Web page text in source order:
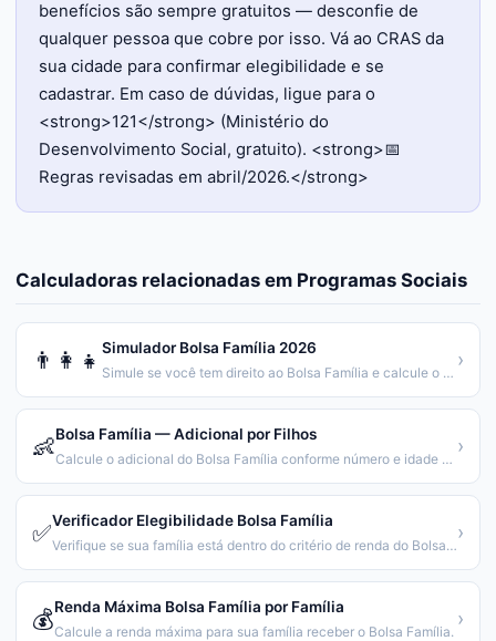
benefícios são sempre gratuitos — desconfie de
qualquer pessoa que cobre por isso. Vá ao CRAS da
sua cidade para confirmar elegibilidade e se
cadastrar. Em caso de dúvidas, ligue para o
<strong>121</strong> (Ministério do
Desenvolvimento Social, gratuito). <strong>📅
Regras revisadas em abril/2026.</strong>
Calculadoras relacionadas em Programas Sociais
👨‍👩‍👧 Simulador Bolsa Família 2026
Simule se você tem direito ao Bolsa Família e calcule o valor.
›
👶Bolsa Família — Adicional por Filhos
Calcule o adicional do Bolsa Família conforme número e idade dos filhos.
›
✅Verificador Elegibilidade Bolsa Família
Verifique se sua família está dentro do critério de renda do Bolsa Família.
›
💰Renda Máxima Bolsa Família por Família
Calcule a renda máxima para sua família receber o Bolsa Família.
›